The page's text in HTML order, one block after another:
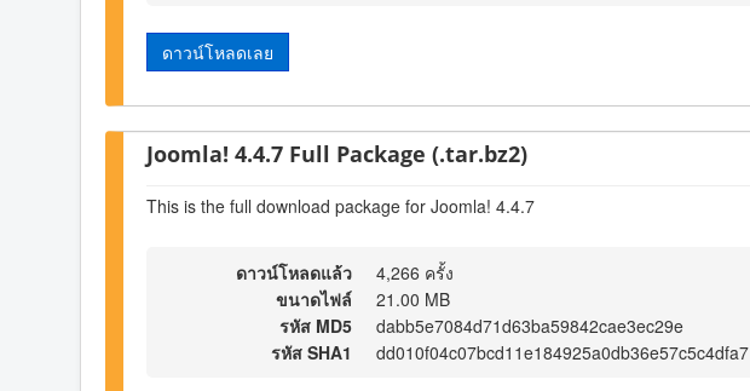
ดาวน์โหลดเลย
Joomla! 4.4.7 Full Package (.tar.bz2)
This is the full download package for Joomla! 4.4.7
ดาวน์โหลดแล้ว
4,266 ครั้ง
ขนาดไฟล์
21.00 MB
รหัส MD5
dabb5e7084d71d63ba59842cae3ec29e
รหัส SHA1
dd010f04c07bcd11e184925a0db36e57c5c4dfa7